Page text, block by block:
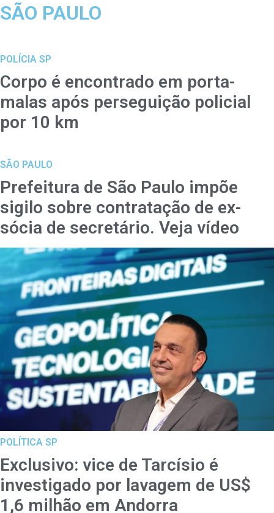
SÃO PAULO
POLÍCIA SP
Corpo é encontrado em porta-
malas após perseguição policial
por 10 km
SÃO PAULO
Prefeitura de São Paulo impõe
sigilo sobre contratação de ex-
sócia de secretário. Veja vídeo
POLÍTICA SP
Exclusivo: vice de Tarcísio é
investigado por lavagem de US$
1,6 milhão em Andorra